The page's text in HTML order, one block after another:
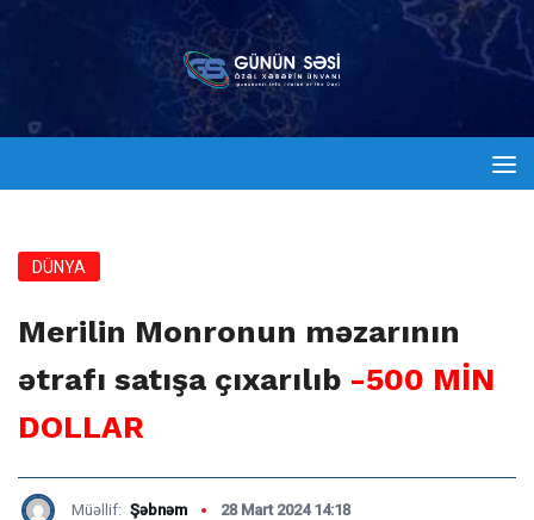
DÜNYA
Merilin Monronun məzarının
ətrafı satışa çıxarılıb -500 MİN
DOLLAR
Müəllif: Şəbnəm 28 Mart 2024 14:18